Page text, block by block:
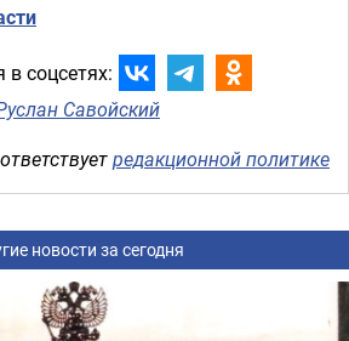
в соцсетях:
Савойский
редакционной политике
новости за сегодня